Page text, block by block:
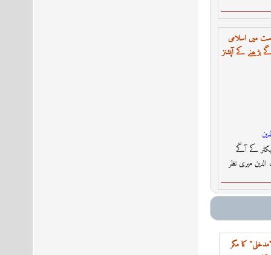
میں اسلامی
بڑھنے کے آپشنز
کے آگے
الدین میری نظر
کا مگر